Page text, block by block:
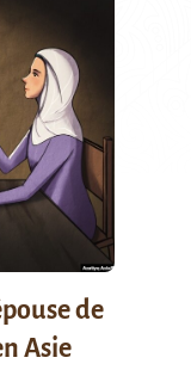
de
Asie